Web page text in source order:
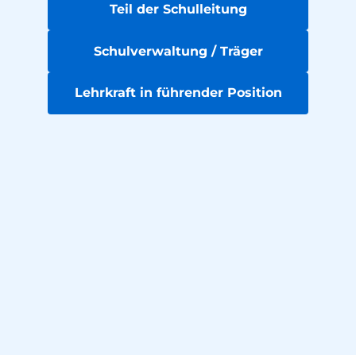
Teil der Schulleitung
Schulverwaltung / Träger
Lehrkraft in führender Position